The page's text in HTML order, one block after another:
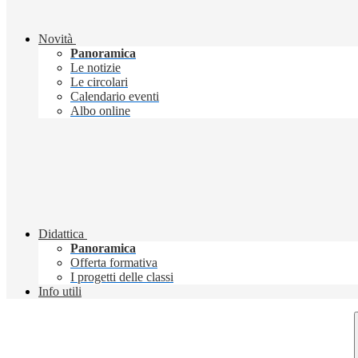
Novità
Panoramica
Le notizie
Le circolari
Calendario eventi
Albo online
Didattica
Panoramica
Offerta formativa
I progetti delle classi
Info utili